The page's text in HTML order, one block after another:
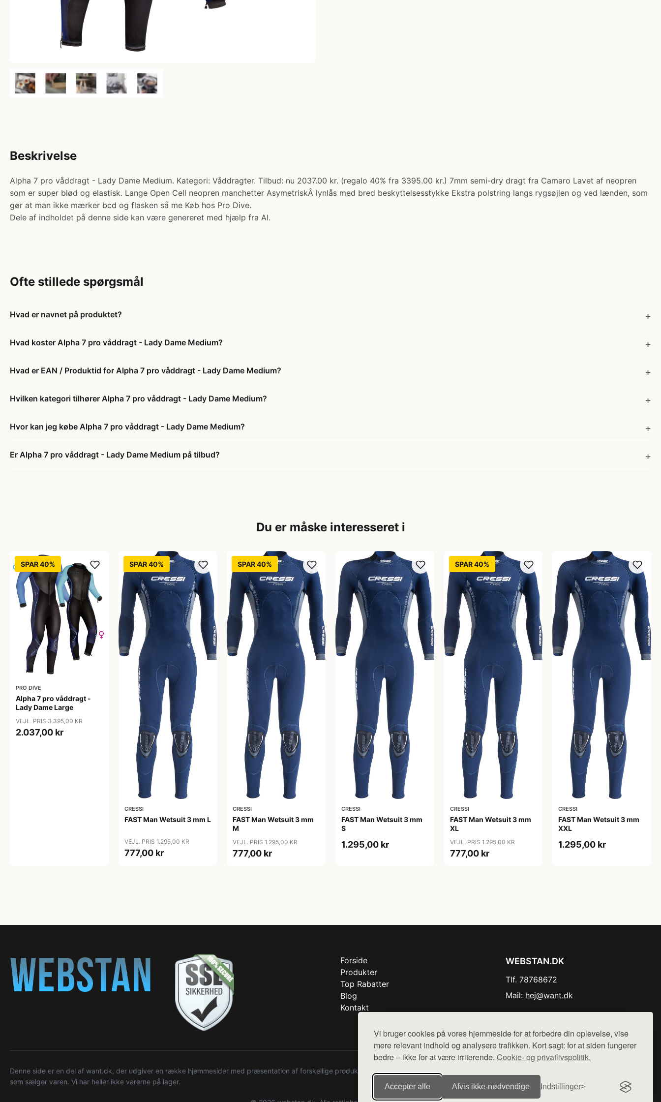
Vi bruger cookies på vores hjemmeside for at forbedre din oplevelse, vise
mere relevant indhold og analysere trafikken. Kort sagt: for at siden fungerer
bedre – ikke for at være irriterende. Cookie- og privatlivspolitik.
Accepter alle Afvis ikke‑nødvendige Indstillinger
Beskrivelse
Alpha 7 pro våddragt - Lady Dame Medium. Kategori: Våddragter. Tilbud: nu 2037.00 kr. (regalo 40% fra 3395.00 kr.) 7mm semi-dry dragt fra Camaro Lavet af neopren
som er super blød og elastisk. Lange Open Cell neopren manchetter AsymetriskÂ lynlås med bred beskyttelsesstykke Ekstra polstring langs rygsøjlen og ved lænden, som
gør at man ikke mærker bcd og flasken så me Køb hos Pro Dive.
Dele af indholdet på denne side kan være genereret med hjælp fra AI.
Ofte stillede spørgsmål
Hvad er navnet på produktet?
Hvad koster Alpha 7 pro våddragt - Lady Dame Medium?
Hvad er EAN / Produktid for Alpha 7 pro våddragt - Lady Dame Medium?
Hvilken kategori tilhører Alpha 7 pro våddragt - Lady Dame Medium?
Hvor kan jeg købe Alpha 7 pro våddragt - Lady Dame Medium?
Er Alpha 7 pro våddragt - Lady Dame Medium på tilbud?
Du er måske interesseret i
SPAR 40%
PRO DIVE
Alpha 7 pro våddragt -
Lady Dame Large
VEJL. PRIS 3.395,00 KR
2.037,00 kr
SPAR 40%
CRESSI
FAST Man Wetsuit 3 mm L
VEJL. PRIS 1.295,00 KR
777,00 kr
SPAR 40%
CRESSI
FAST Man Wetsuit 3 mm
M
VEJL. PRIS 1.295,00 KR
777,00 kr
CRESSI
FAST Man Wetsuit 3 mm
S
1.295,00 kr
SPAR 40%
CRESSI
FAST Man Wetsuit 3 mm
XL
VEJL. PRIS 1.295,00 KR
777,00 kr
CRESSI
FAST Man Wetsuit 3 mm
XXL
1.295,00 kr
Forside
Produkter
Top Rabatter
Blog
Kontakt
WEBSTAN.DK
Tlf. 78768672
Mail: hej@want.dk
Denne side er en del af want.dk, der udgiver en række hjemmesider med præsentation af forskellige produkter fra diverse webshops. Der sælges ikke varer fra denne side - vi henviser til de shops,
som sælger varen. Vi har heller ikke varerne på lager.